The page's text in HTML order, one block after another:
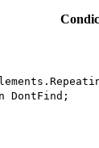
DontFind;